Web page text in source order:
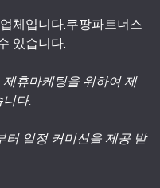
체입니다.쿠팡파트너스
있습니다.
휴마케팅을 위하여 제
다.
터 일정 커미션을 제공 받